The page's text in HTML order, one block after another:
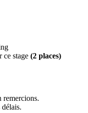
ce stage (2 places)
remercions.